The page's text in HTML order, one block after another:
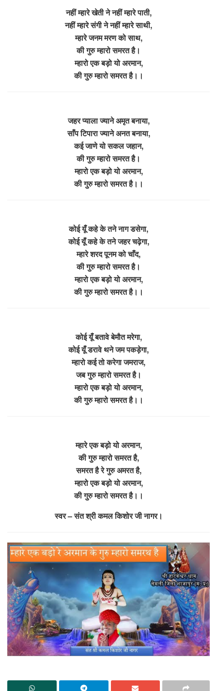
नहीं म्हारे खेती ने नहीं म्हारे पाती,
नहीं म्हारे संगी ने नहीं म्हारे साथी,
म्हारे जनम मरण को साथ,
की गुरु म्हारो समरत है।
म्हारो एक बड़ो यो अरमान,
की गुरु म्हारो समरत है।।
जहर प्याला ज्याने अमृत बनाया,
साँप टिपारा ज्याने अनत बनाया,
कई जाणे यो सकल जहान,
की गुरु म्हारो समरत है।
म्हारो एक बड़ो यो अरमान,
की गुरु म्हारो समरत है।।
कोई यूँ कहे के तने नाग डसेगा,
कोई यूँ कहे के तने जहर चढ़ेगा,
म्हारे शरद पूनम को चाँद,
की गुरु म्हारो समरत है।
म्हारो एक बड़ो यो अरमान,
की गुरु म्हारो समरत है।।
कोई यूँ बतावे बेमौत मरेगा,
कोई यूँ डरावे थने जम पकड़ेगा,
म्हारो कई तो करेगा जमराज,
जब गुरु म्हारो समरत है।
म्हारो एक बड़ो यो अरमान,
की गुरु म्हारो समरत है।।
म्हारे एक बड़ो यो अरमान,
की गुरु म्हारो समरत है,
समरत है रे गुरु अमरत है,
म्हारो एक बड़ो यो अरमान,
की गुरु म्हारो समरत है।।
स्वर – संत श्री कमल किशोर जी नागर।